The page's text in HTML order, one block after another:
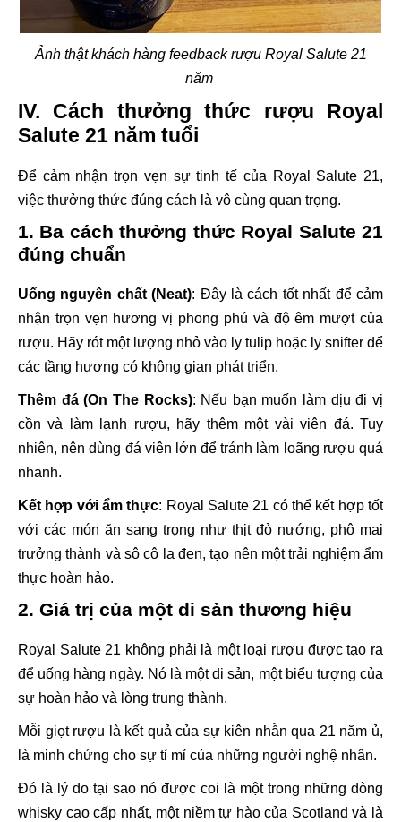
Ảnh thật khách hàng feedback rượu Royal Salute 21
năm
IV. Cách thưởng thức rượu Royal
Salute 21 năm tuổi
Để cảm nhận trọn vẹn sự tinh tế của Royal Salute 21,
việc thưởng thức đúng cách là vô cùng quan trọng.
1. Ba cách thưởng thức Royal Salute 21
đúng chuẩn
Uống nguyên chất (Neat): Đây là cách tốt nhất để cảm
nhận trọn vẹn hương vị phong phú và độ êm mượt của
rượu. Hãy rót một lượng nhỏ vào ly tulip hoặc ly snifter để
các tầng hương có không gian phát triển.
Thêm đá (On The Rocks): Nếu bạn muốn làm dịu đi vị
cồn và làm lạnh rượu, hãy thêm một vài viên đá. Tuy
nhiên, nên dùng đá viên lớn để tránh làm loãng rượu quá
nhanh.
Kết hợp với ẩm thực: Royal Salute 21 có thể kết hợp tốt
với các món ăn sang trọng như thịt đỏ nướng, phô mai
trưởng thành và sô cô la đen, tạo nên một trải nghiệm ẩm
thực hoàn hảo.
2. Giá trị của một di sản thương hiệu
Royal Salute 21 không phải là một loại rượu được tạo ra
để uống hàng ngày. Nó là một di sản, một biểu tượng của
sự hoàn hảo và lòng trung thành.
Mỗi giọt rượu là kết quả của sự kiên nhẫn qua 21 năm ủ,
là minh chứng cho sự tỉ mỉ của những người nghệ nhân.
Đó là lý do tại sao nó được coi là một trong những dòng
whisky cao cấp nhất, một niềm tự hào của Scotland và là